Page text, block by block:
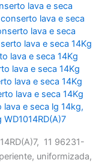
lava e seca
conserto lava e seca
lava e seca
lava e seca 14Kg
lava e seca 14Kg
lava e seca 14Kg
lava e seca 14Kg
lava e seca 14Kg
lava e seca lg 14kg,
WD1014RD(A)7
11 96231-
uniformizada,